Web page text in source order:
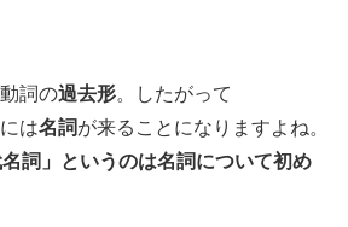
詞の過去形。したがって
名詞が来ることになりますよね。
名詞」というのは名詞について初め